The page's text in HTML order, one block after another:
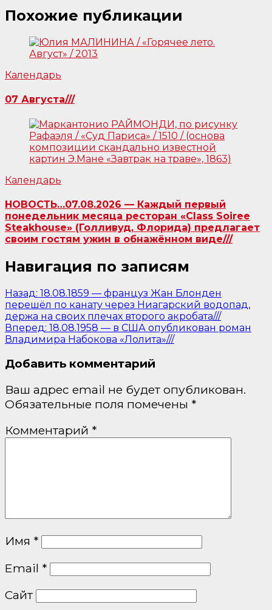
Похожие публикации
Календарь
07 Августа///
Календарь
НОВОСТЬ…07.08.2026 — Каждый первый
понедельник месяца ресторан «Class Soiree
Steakhouse» (Голливуд, Флорида) предлагает
своим гостям ужин в обнажённом виде///
Навигация по записям
Назад: 18.08.1859 — француз Жан Блонден
перешёл по канату через Ниагарский водопад,
держа на своих плечах второго акробата///
Вперед: 18.08.1958 — в США опубликован роман
Владимира Набокова «Лолита»///
Добавить комментарий
Ваш адрес email не будет опубликован.
Обязательные поля помечены *
Комментарий *
Имя *
Email *
Сайт